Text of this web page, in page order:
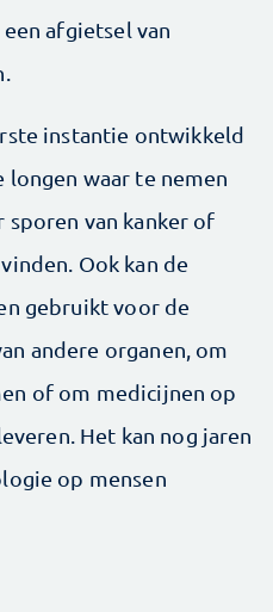
afgietsel van
instantie ontwikkeld
longen waar te nemen
sporen van kanker of
Ook kan de
gebruikt voor de
andere organen, om
of om medicijnen op
Het kan nog jaren
op mensen